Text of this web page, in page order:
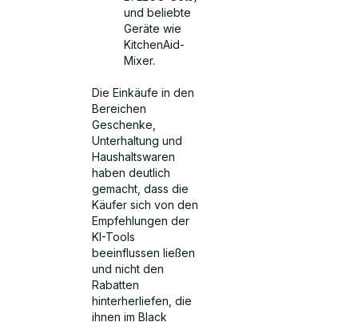
und beliebte
Geräte wie
KitchenAid-
Mixer.
Die Einkäufe in den
Bereichen
Geschenke,
Unterhaltung und
Haushaltswaren
haben deutlich
gemacht, dass die
Käufer sich von den
Empfehlungen der
KI-Tools
beeinflussen ließen
und nicht den
Rabatten
hinterherliefen, die
ihnen im Black